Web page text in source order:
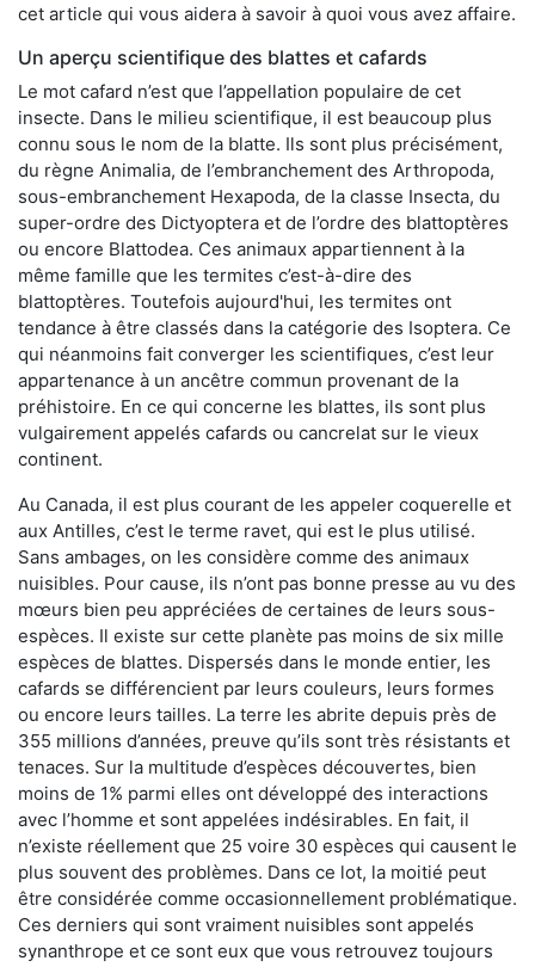
cet article qui vous aidera à savoir à quoi vous avez affaire.
Un aperçu scientifique des blattes et cafards
Le mot cafard n’est que l’appellation populaire de cet
insecte. Dans le milieu scientifique, il est beaucoup plus
connu sous le nom de la blatte. Ils sont plus précisément,
du règne Animalia, de l’embranchement des Arthropoda,
sous-embranchement Hexapoda, de la classe Insecta, du
super-ordre des Dictyoptera et de l’ordre des blattoptères
ou encore Blattodea. Ces animaux appartiennent à la
même famille que les termites c’est-à-dire des
blattoptères. Toutefois aujourd'hui, les termites ont
tendance à être classés dans la catégorie des Isoptera. Ce
qui néanmoins fait converger les scientifiques, c’est leur
appartenance à un ancêtre commun provenant de la
préhistoire. En ce qui concerne les blattes, ils sont plus
vulgairement appelés cafards ou cancrelat sur le vieux
continent.
Au Canada, il est plus courant de les appeler coquerelle et
aux Antilles, c’est le terme ravet, qui est le plus utilisé.
Sans ambages, on les considère comme des animaux
nuisibles. Pour cause, ils n’ont pas bonne presse au vu des
mœurs bien peu appréciées de certaines de leurs sous-
espèces. Il existe sur cette planète pas moins de six mille
espèces de blattes. Dispersés dans le monde entier, les
cafards se différencient par leurs couleurs, leurs formes
ou encore leurs tailles. La terre les abrite depuis près de
355 millions d’années, preuve qu’ils sont très résistants et
tenaces. Sur la multitude d’espèces découvertes, bien
moins de 1% parmi elles ont développé des interactions
avec l’homme et sont appelées indésirables. En fait, il
n’existe réellement que 25 voire 30 espèces qui causent le
plus souvent des problèmes. Dans ce lot, la moitié peut
être considérée comme occasionnellement problématique.
Ces derniers qui sont vraiment nuisibles sont appelés
synanthrope et ce sont eux que vous retrouvez toujours